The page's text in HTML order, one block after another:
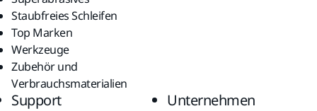
Staubfreies Schleifen
Top Marken
Werkzeuge
Zubehör und
Verbrauchsmaterialien
Support Unternehmen